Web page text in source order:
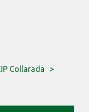
Collarada